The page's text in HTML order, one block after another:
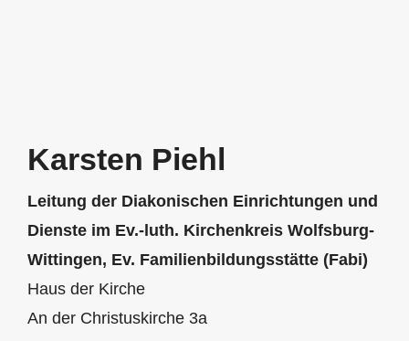
Karsten Piehl
Leitung der Diakonischen Einrichtungen und
Dienste im Ev.-luth. Kirchenkreis Wolfsburg-
Wittingen, Ev. Familienbildungsstätte (Fabi)
Haus der Kirche
An der Christuskirche 3a